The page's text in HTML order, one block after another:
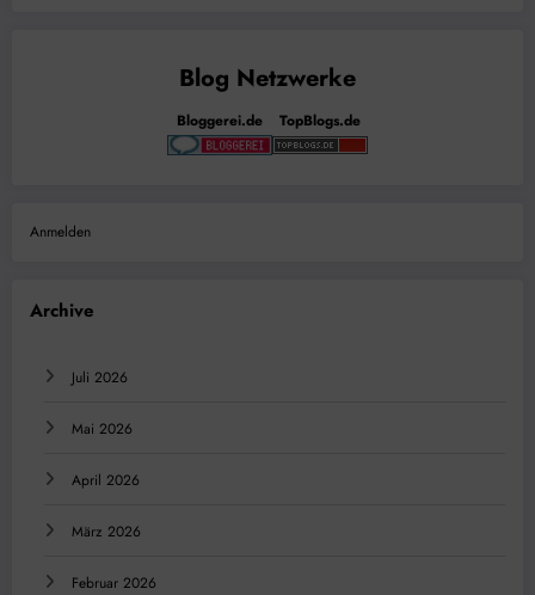
Bloggerei.de TopBlogs.de
Anmelden
Archive
Juli 2026
Mai 2026
April 2026
März 2026
Februar 2026